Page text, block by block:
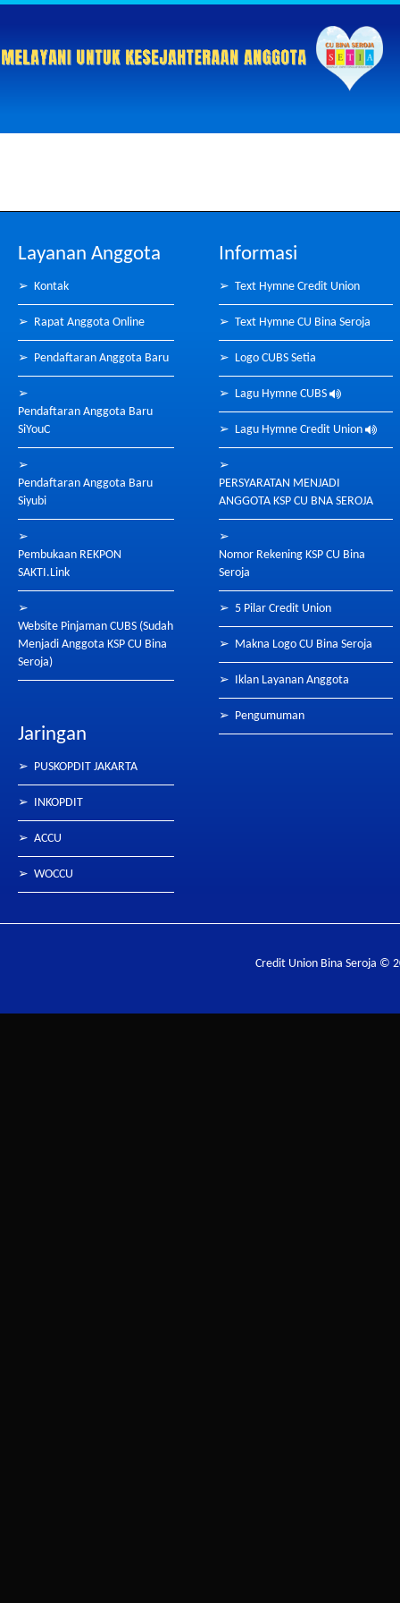
Layanan Anggota
➢ Kontak
➢ Rapat Anggota Online
➢ Pendaftaran Anggota Baru
➢
Pendaftaran Anggota Baru
SiYouC
➢
Pendaftaran Anggota Baru
Siyubi
➢
Pembukaan REKPON
SAKTI.Link
➢
Website Pinjaman CUBS (Sudah
Menjadi Anggota KSP CU Bina
Seroja)
Jaringan
➢ PUSKOPDIT JAKARTA
➢ INKOPDIT
➢ ACCU
➢ WOCCU
Informasi
➢ Text Hymne Credit Union
➢ Text Hymne CU Bina Seroja
➢ Logo CUBS Setia
➢ Lagu Hymne CUBS
➢ Lagu Hymne Credit Union
➢
PERSYARATAN MENJADI
ANGGOTA KSP CU BNA SEROJA
➢
Nomor Rekening KSP CU Bina
Seroja
➢ 5 Pilar Credit Union
➢ Makna Logo CU Bina Seroja
➢ Iklan Layanan Anggota
➢ Pengumuman
Credit Union Bina Seroja ©